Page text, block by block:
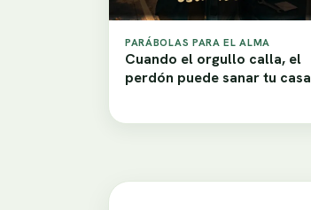
PARÁBOLAS PARA EL ALMA
Cuando el orgullo calla, el
perdón puede sanar tu casa